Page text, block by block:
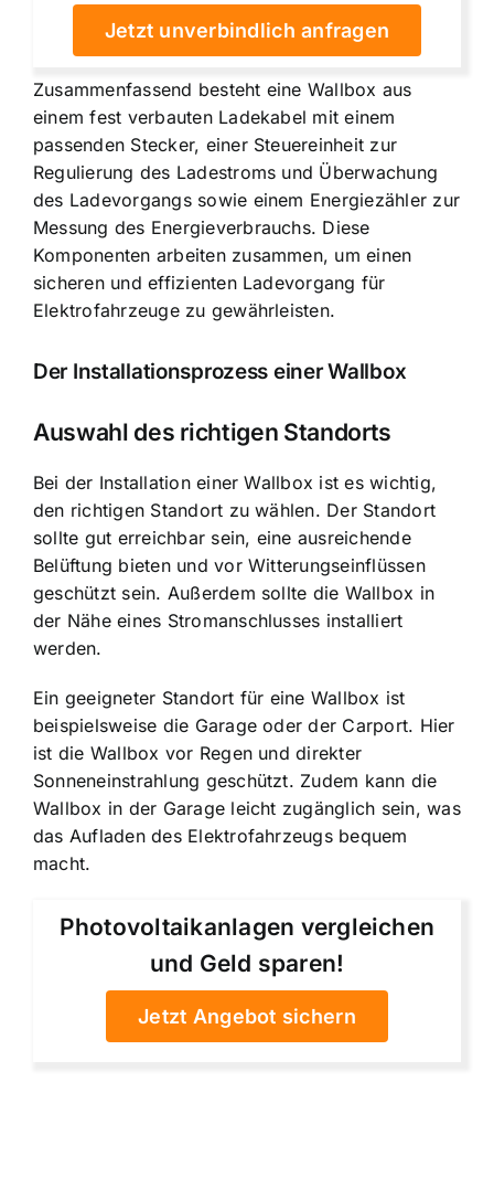
Jetzt unverbindlich anfragen
Zusammenfassend besteht eine Wallbox aus
einem fest verbauten Ladekabel mit einem
passenden Stecker, einer Steuereinheit zur
Regulierung des Ladestroms und Überwachung
des Ladevorgangs sowie einem Energiezähler zur
Messung des Energieverbrauchs. Diese
Komponenten arbeiten zusammen, um einen
sicheren und effizienten Ladevorgang für
Elektrofahrzeuge zu gewährleisten.
Der Installationsprozess einer Wallbox
Auswahl des richtigen Standorts
Bei der Installation einer Wallbox ist es wichtig,
den richtigen Standort zu wählen. Der Standort
sollte gut erreichbar sein, eine ausreichende
Belüftung bieten und vor Witterungseinflüssen
geschützt sein. Außerdem sollte die Wallbox in
der Nähe eines Stromanschlusses installiert
werden.
Ein geeigneter Standort für eine Wallbox ist
beispielsweise die Garage oder der Carport. Hier
ist die Wallbox vor Regen und direkter
Sonneneinstrahlung geschützt. Zudem kann die
Wallbox in der Garage leicht zugänglich sein, was
das Aufladen des Elektrofahrzeugs bequem
macht.
Photovoltaikanlagen vergleichen
und Geld sparen!
Jetzt Angebot sichern